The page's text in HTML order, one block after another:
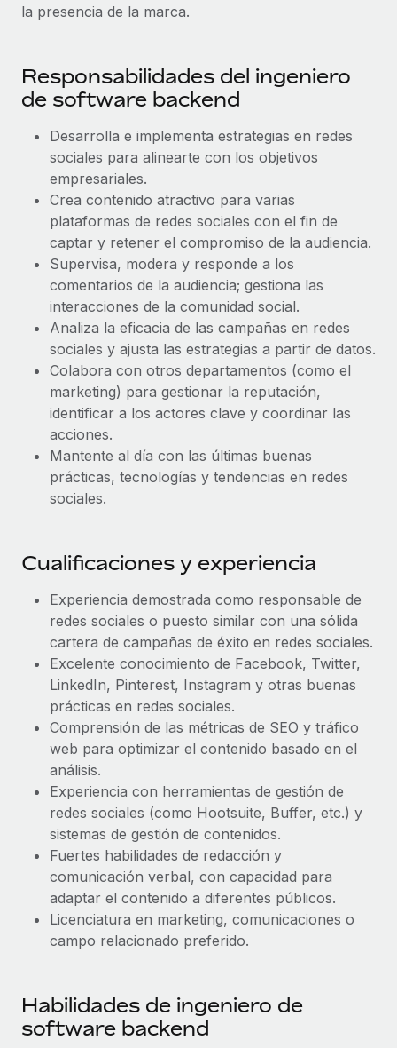
Reubica a los empleados con facilidad.
Gestiona las prestaciones de los empleados sin
complicaciones.
La misión de Remote sigue siendo ayudar a empresas de
Más información
Pento se convierte en un empleador equitativo
con Remote
Gestionar las nóminas internamente es complicado. Tardas
semanas en hacerlo manualmente y, al mes...
Más información
la presencia de la marca.
Responsabilidades del ingeniero
de software backend
Desarrolla e implementa estrategias en redes
sociales para alinearte con los objetivos
empresariales.
Crea contenido atractivo para varias
plataformas de redes sociales con el fin de
captar y retener el compromiso de la audiencia.
Supervisa, modera y responde a los
comentarios de la audiencia; gestiona las
interacciones de la comunidad social.
Analiza la eficacia de las campañas en redes
sociales y ajusta las estrategias a partir de datos.
Colabora con otros departamentos (como el
marketing) para gestionar la reputación,
identificar a los actores clave y coordinar las
acciones.
Mantente al día con las últimas buenas
prácticas, tecnologías y tendencias en redes
sociales.
Cualificaciones y experiencia
Experiencia demostrada como responsable de
redes sociales o puesto similar con una sólida
cartera de campañas de éxito en redes sociales.
Excelente conocimiento de Facebook, Twitter,
LinkedIn, Pinterest, Instagram y otras buenas
prácticas en redes sociales.
Comprensión de las métricas de SEO y tráfico
web para optimizar el contenido basado en el
análisis.
Experiencia con herramientas de gestión de
redes sociales (como Hootsuite, Buffer, etc.) y
sistemas de gestión de contenidos.
Fuertes habilidades de redacción y
comunicación verbal, con capacidad para
adaptar el contenido a diferentes públicos.
Licenciatura en marketing, comunicaciones o
campo relacionado preferido.
Habilidades de ingeniero de
software backend